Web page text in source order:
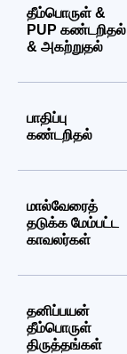
தீம்பொருள் &
PUP கண்டறிதல்
& அகற்றுதல்
பாதிப்பு
கண்டறிதல்
மால்வேரைத்
தடுக்க மேம்பட்ட
காவலர்கள்
தனிப்பயன்
தீம்பொருள்
திருத்தங்கள்